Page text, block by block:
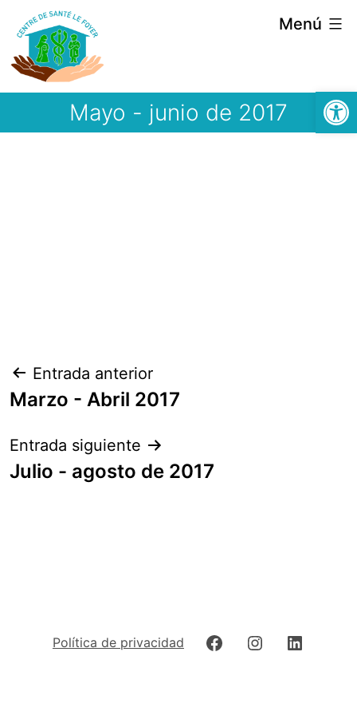
Abrir
Saltar
contenido
Menú
Mayo - junio de 2017
Navegación
de
Entrada anterior
Marzo - Abril 2017
Entrada siguiente
Julio - agosto de 2017
Política de privacidad FacebookInstagram